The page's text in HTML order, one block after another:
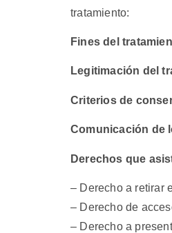
tratamiento:
Fines del
Legitimación del
Criterios de
Comunicación de
Derechos que
– Derecho a retirar
– Derecho de
– Derecho a